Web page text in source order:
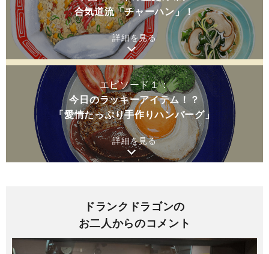
合気道流「チャーハン」！
詳細を見る
エピソード１：
今日のラッキーアイテム！？
「愛情たっぷり手作りハンバーグ」
詳細を見る
ドランクドラゴンの
お二人からのコメント